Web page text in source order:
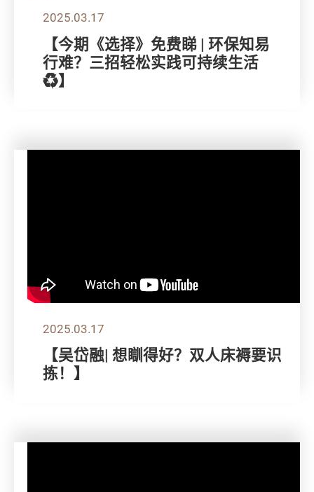
2025.03.17
【今期《选择》免费睇 | 环保知易
行难？三招轻松实践可持续生活
♻️】
2025.03.17
【吴岱融| 想瞓得好？双人床褥要识
拣！】